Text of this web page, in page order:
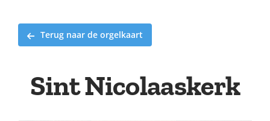
Terug naar de orgelkaart
Sint Nicolaaskerk